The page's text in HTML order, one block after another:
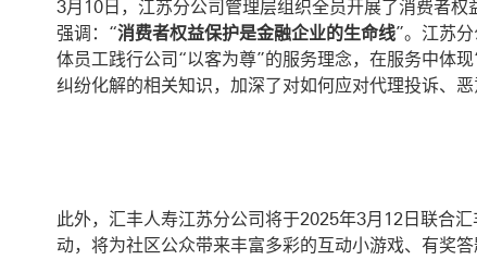
3月10日，江苏分公司管理层组织全员开展了消费者
强调：“消费者权益保护是金融企业的生命线”。江苏
体员工践行公司“以客为尊”的服务理念，在服务中体
纠纷化解的相关知识，加深了对如何应对代理投诉、
此外，汇丰人寿江苏分公司将于2025年3月12日联合
动，将为社区公众带来丰富多彩的互动小游戏、有奖